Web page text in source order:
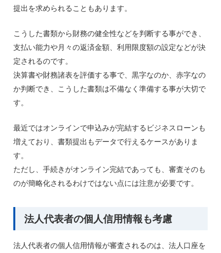
提出を求められることもあります。
こうした書類から財務の健全性などを判断する事ができ、
支払い能力や月々の返済金額、利用限度額の設定などが決
定されるのです。
決算書や財務諸表を評価する事で、黒字なのか、赤字なの
か判断でき、こうした書類は不備なく準備する事が大切で
す。
最近ではオンラインで申込みが完結するビジネスローンも
増えており、書類提出もデータで行えるケースがありま
す。
ただし、手続きがオンライン完結であっても、審査そのも
のが簡略化されるわけではない点には注意が必要です。
法人代表者の個人信用情報も考慮
法人代表者の個人信用情報が審査されるのは、法人口座を